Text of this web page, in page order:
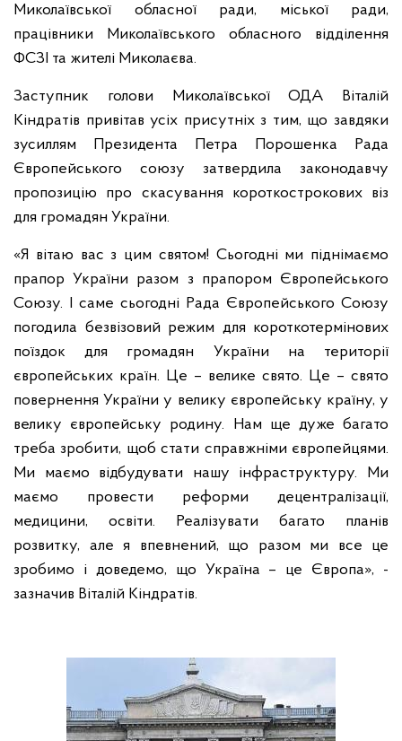
Миколаївської обласної ради, міської ради,
працівники Миколаївського обласного відділення
ФСЗІ та жителі Миколаєва.
Заступник голови Миколаївської ОДА Віталій
Кіндратів привітав усіх присутніх з тим, що завдяки
зусиллям Президента Петра Порошенка Рада
Європейського союзу затвердила законодавчу
пропозицію про скасування короткострокових віз
для громадян України.
«Я вітаю вас з цим святом! Сьогодні ми піднімаємо
прапор України разом з прапором Європейського
Союзу. І саме сьогодні Рада Європейського Союзу
погодила безвізовий режим для короткотермінових
поїздок для громадян України на території
європейських країн. Це – велике свято. Це – свято
повернення України у велику європейську країну, у
велику європейську родину. Нам ще дуже багато
треба зробити, щоб стати справжніми європейцями.
Ми маємо відбудувати нашу інфраструктуру. Ми
маємо провести реформи децентралізації,
медицини, освіти. Реалізувати багато планів
розвитку, але я впевнений, що разом ми все це
зробимо і доведемо, що Україна – це Європа», -
зазначив Віталій Кіндратів.